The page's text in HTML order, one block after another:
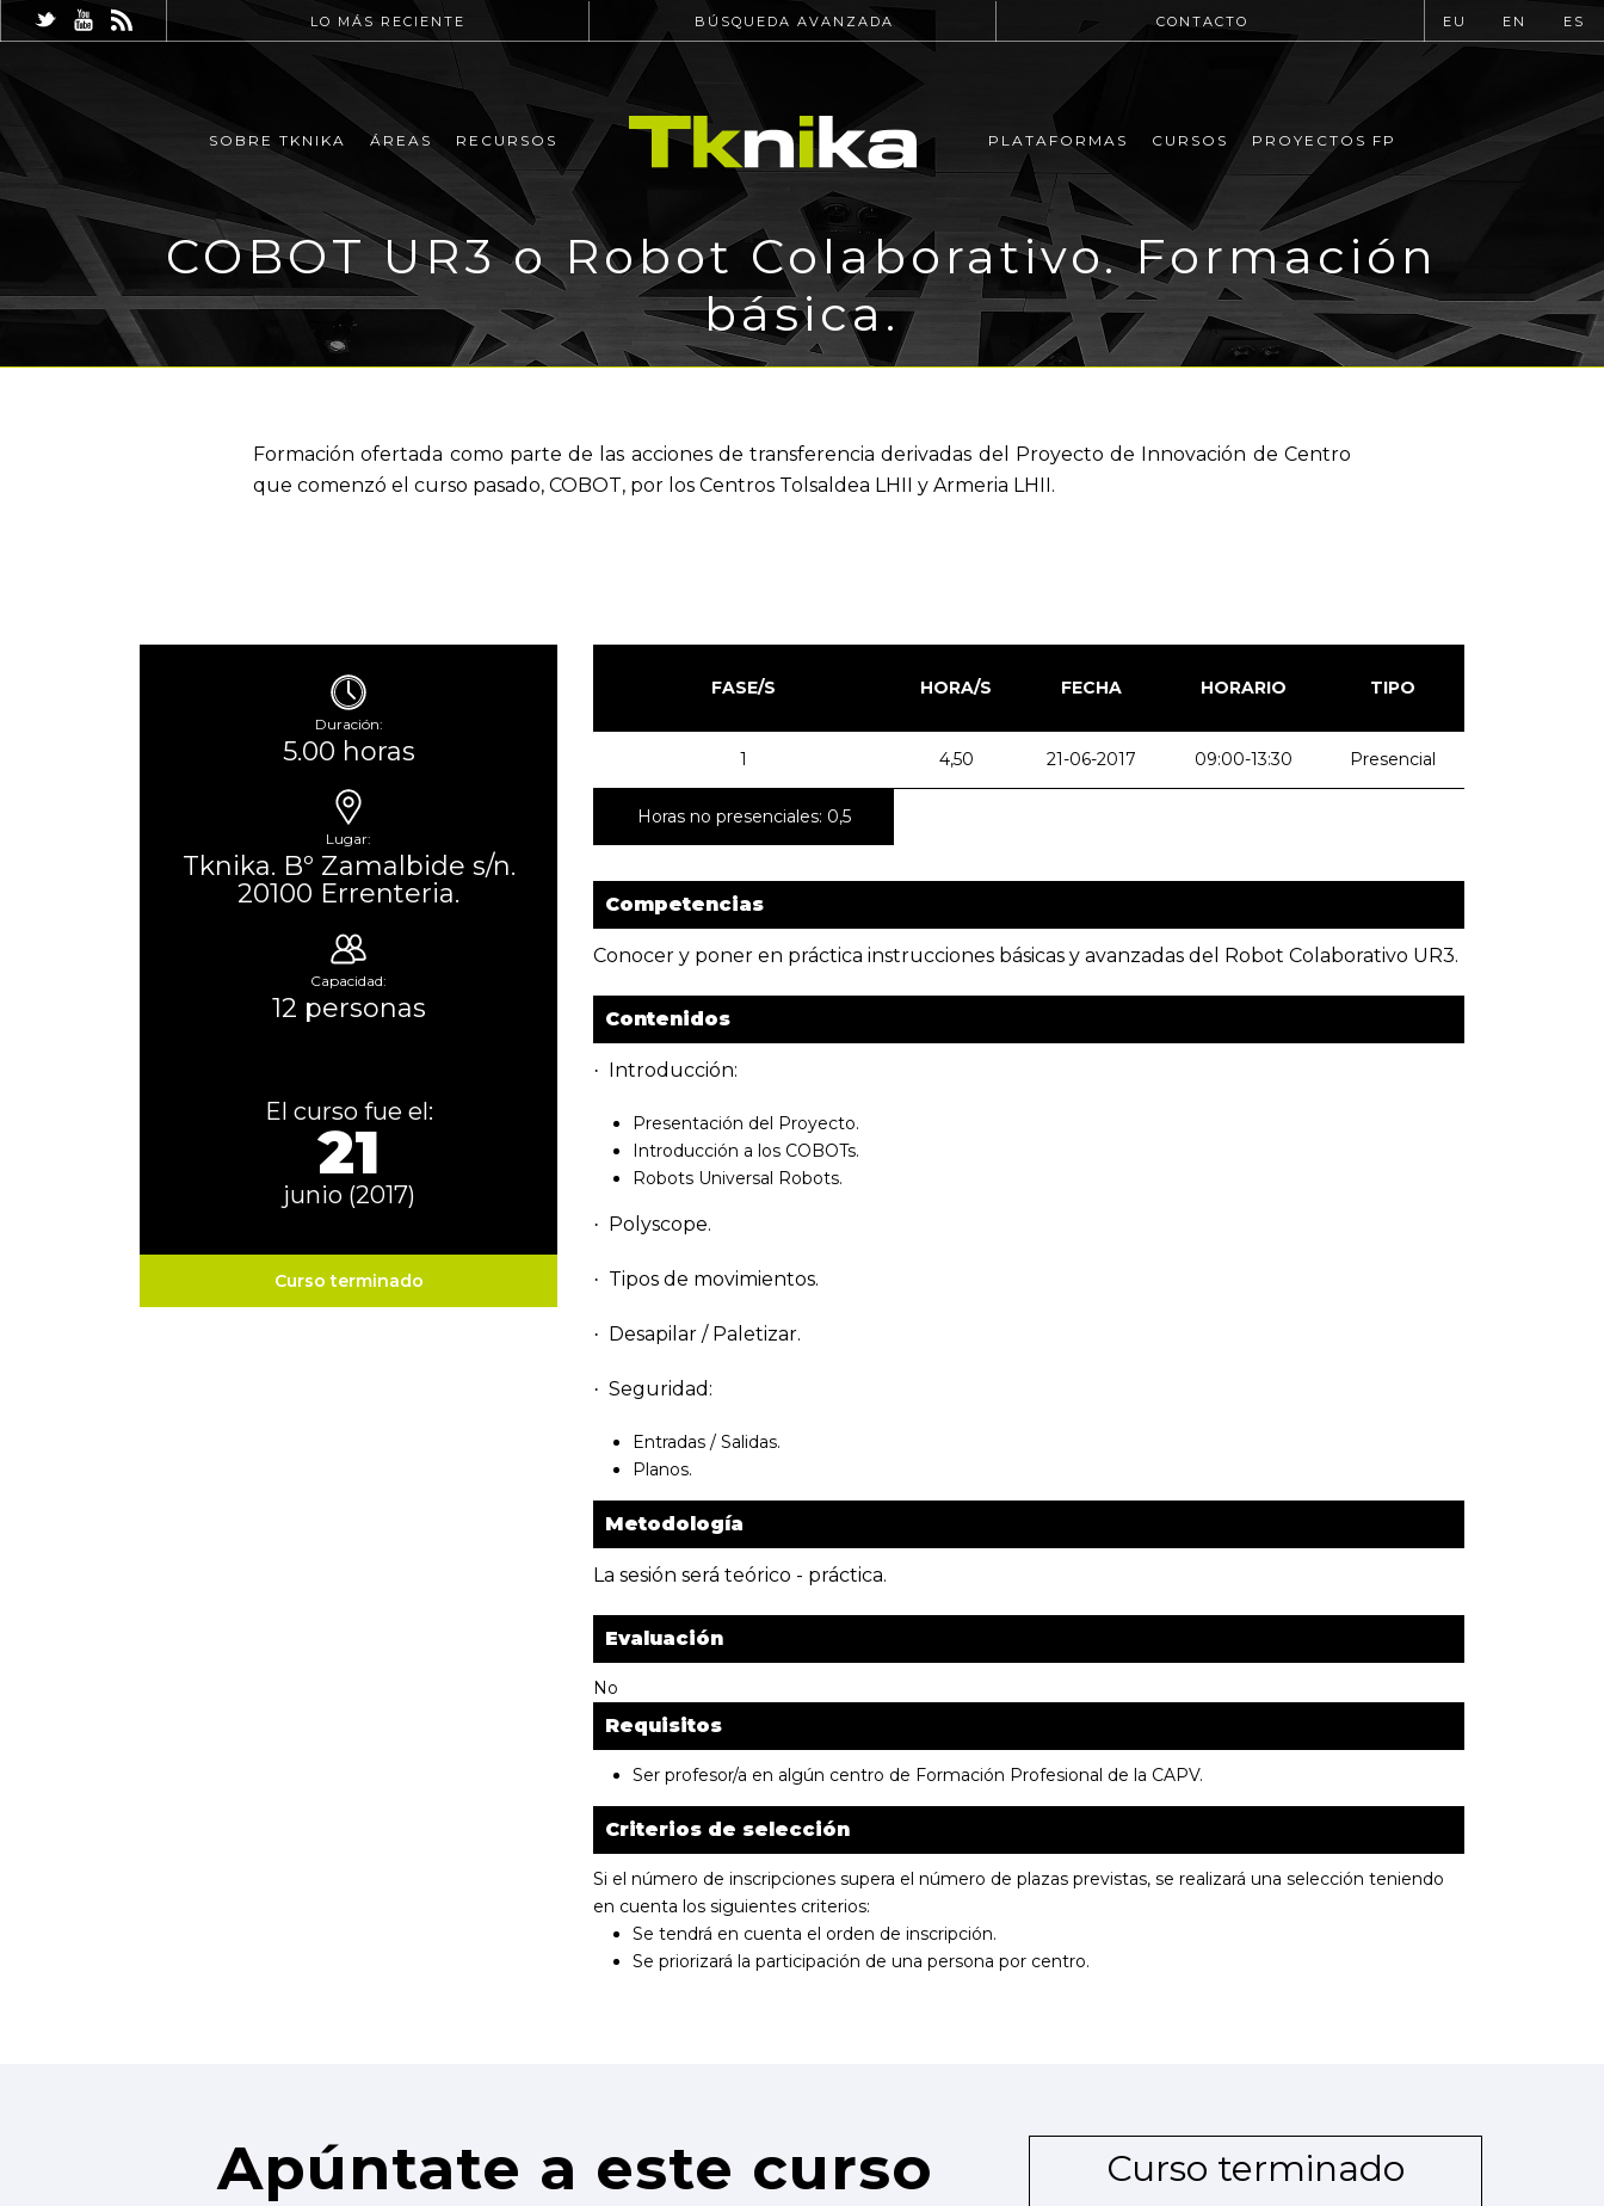
LO MÁS RECIENTE BÚSQUEDA AVANZADA CONTACTO EU EN ES
SOBRE TKNIKA ÁREAS RECURSOS PLATAFORMAS CURSOS PROYECTOS FP
COBOT UR3 o Robot Colaborativo. Formación
básica.
Formación ofertada como parte de las acciones de transferencia derivadas del Proyecto de Innovación de Centro
que comenzó el curso pasado, COBOT, por los Centros Tolsaldea LHII y Armeria LHII.
Duración:
5.00 horas
Lugar:
Tknika. Bº Zamalbide s/n.
20100 Errenteria.
Capacidad:
12 personas
El curso fue el:
21
junio (2017)
Curso terminado
FASE/S HORA/S FECHA HORARIO TIPO
1 4,50 21-06-2017 09:00-13:30 Presencial
Horas no presenciales: 0,5
Competencias
Conocer y poner en práctica instrucciones básicas y avanzadas del Robot Colaborativo UR3.
Contenidos
· Introducción:
Presentación del Proyecto.
Introducción a los COBOTs.
Robots Universal Robots.
· Polyscope.
· Tipos de movimientos.
· Desapilar / Paletizar.
· Seguridad:
Entradas / Salidas.
Planos.
Metodología
La sesión será teórico - práctica.
Evaluación
No
Requisitos
Ser profesor/a en algún centro de Formación Profesional de la CAPV.
Criterios de selección
Si el número de inscripciones supera el número de plazas previstas, se realizará una selección teniendo
en cuenta los siguientes criterios:
Se tendrá en cuenta el orden de inscripción.
Se priorizará la participación de una persona por centro.
Apúntate a este curso Curso terminado